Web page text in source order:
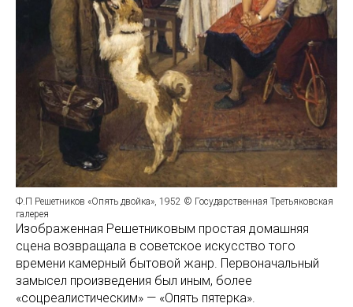
Ф.П Решетников «Опять двойка», 1952 © Государственная Третьяковская
галерея
Изображенная Решетниковым простая домашняя
сцена возвращала в советское искусство того
времени камерный бытовой жанр. Первоначальный
замысел произведения был иным, более
«соцреалистическим» — «Опять пятерка».